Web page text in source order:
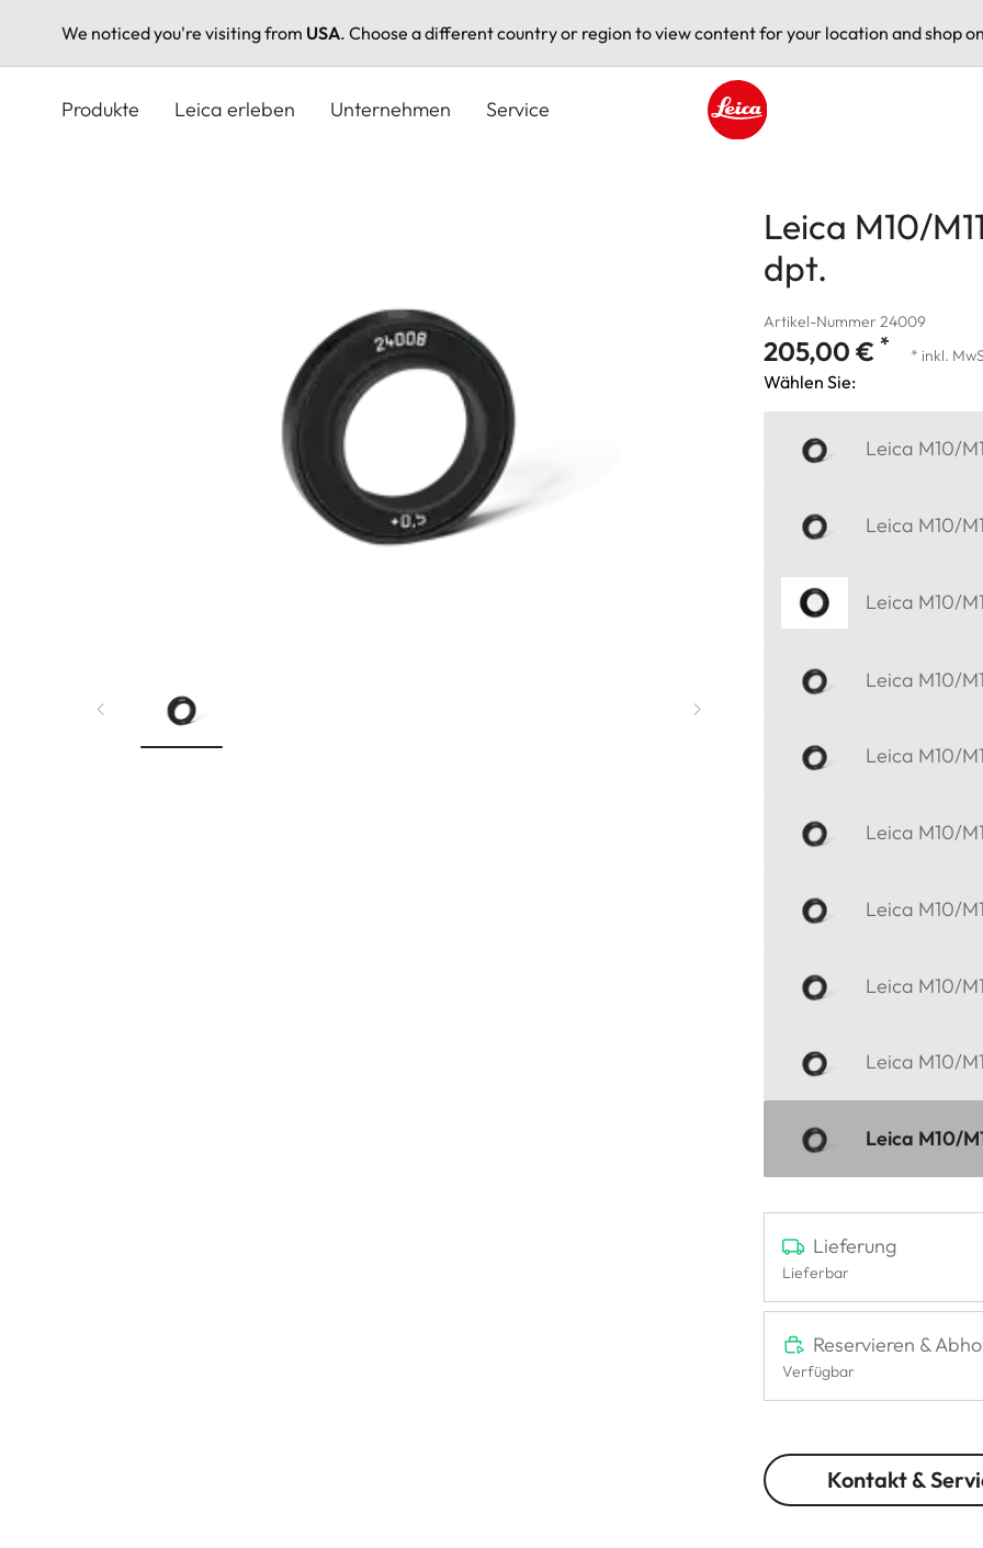
We noticed you're visiting from USA. Choose a different country or region to view content for your location and shop
Produkte Leica erleben Unternehmen Service
Leica M10/
dpt.
Artikel-Nummer 24009
205,00 € * * inkl.
Wählen Sie:
Leica M10/
Leica M10/
Leica M10/
Leica M10/
Leica M10/
Leica M10/
Leica M10/
Leica M10/
Leica M10/
Leica M10/
Lieferung
Lieferbar
Reservieren &
Verfügbar
Kontakt &